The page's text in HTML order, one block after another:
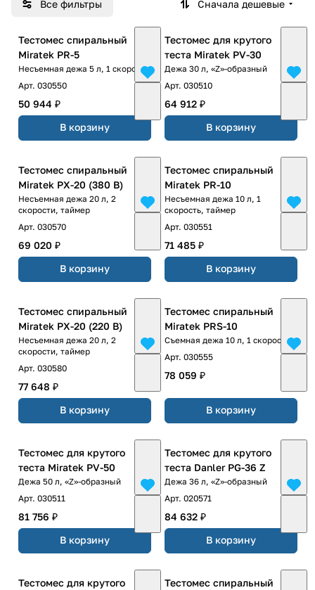
Все фильтры Сначала дешевые
Тестомес спиральный
Miratek PR-5
Несъемная дежа 5 л, 1 скорость
Арт. 030550
50 944 ₽
В корзину
Тестомес для крутого
теста Miratek PV-30
Дежа 30 л, «Z»-образный
Арт. 030510
64 912 ₽
В корзину
Тестомес спиральный
Miratek PX-20 (380 В)
Несъемная дежа 20 л, 2
скорости, таймер
Арт. 030570
69 020 ₽
В корзину
Тестомес спиральный
Miratek PR-10
Несъемная дежа 10 л, 1
скорость, таймер
Арт. 030551
71 485 ₽
В корзину
Тестомес спиральный
Miratek PX-20 (220 В)
Несъемная дежа 20 л, 2
скорости, таймер
Арт. 030580
77 648 ₽
В корзину
Тестомес спиральный
Miratek PRS-10
Съемная дежа 10 л, 1 скорость
Арт. 030555
78 059 ₽
В корзину
Тестомес для крутого
теста Miratek PV-50
Дежа 50 л, «Z»-образный
Арт. 030511
81 756 ₽
В корзину
Тестомес для крутого
теста Danler PG-36 Z
Дежа 36 л, «Z»-образный
Арт. 020571
84 632 ₽
В корзину
Тестомес для крутого
Тестомес спиральный